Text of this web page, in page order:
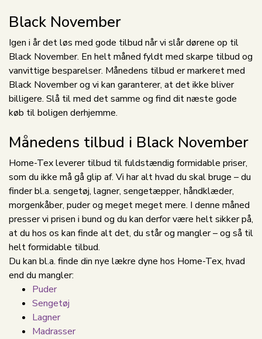
Black November
Igen i år det løs med gode tilbud når vi slår dørene op til
Black November. En helt måned fyldt med skarpe tilbud og
vanvittige besparelser. Månedens tilbud er markeret med
Black November og vi kan garanterer, at det ikke bliver
billigere. Slå til med det samme og find dit næste gode
køb til boligen derhjemme.
Månedens tilbud i Black November
Home-Tex leverer tilbud til fuldstændig formidable priser,
som du ikke må gå glip af. Vi har alt hvad du skal bruge – du
finder bl.a. sengetøj, lagner, sengetæpper, håndklæder,
morgenkåber, puder og meget meget mere. I denne måned
presser vi prisen i bund og du kan derfor være helt sikker på,
at du hos os kan finde alt det, du står og mangler – og så til
helt formidable tilbud.
Du kan bl.a. finde din nye lækre dyne hos Home-Tex, hvad
end du mangler:
Puder
Sengetøj
Lagner
Madrasser